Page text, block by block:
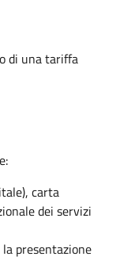
di una tariffa
carta
dei servizi
presentazione